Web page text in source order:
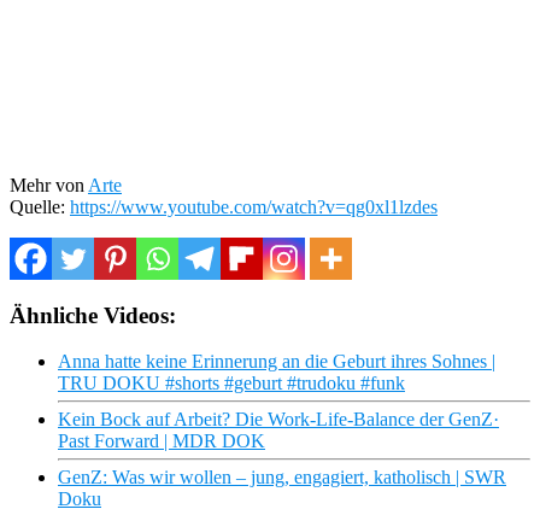
Mehr von Arte
Quelle: https://www.youtube.com/watch?v=qg0xl1lzdes
Ähnliche Videos:
Anna hatte keine Erinnerung an die Geburt ihres Sohnes |
TRU DOKU #shorts #geburt #trudoku #funk
Kein Bock auf Arbeit? Die Work-Life-Balance der GenZ·
Past Forward | MDR DOK
GenZ: Was wir wollen – jung, engagiert, katholisch | SWR
Doku